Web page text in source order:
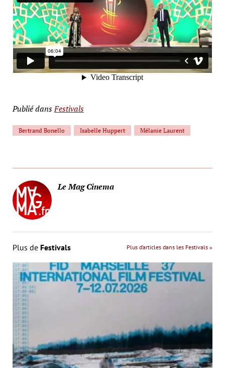
Publié dansFestivals
Bertrand Bonello Isabelle Huppert Mélanie Laurent
Le Mag Cinema
Plus de Festivals Plus d’articles dans les Festivals »